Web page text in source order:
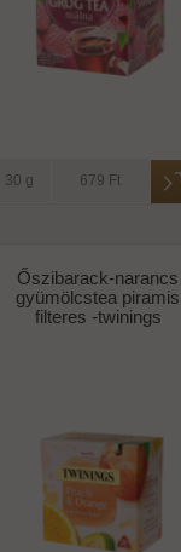
30 g 679 Ft
Őszibarack-narancs
gyümölcstea piramis
filteres -twinings